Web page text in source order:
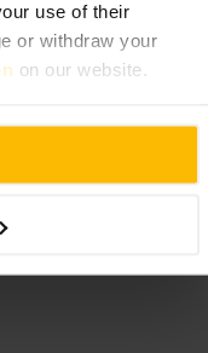
use of their
or withdraw your
on our website.